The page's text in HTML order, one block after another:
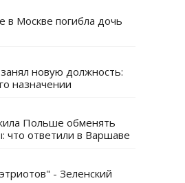
в Москве погибла дочь
новую должность:
назначении
Польше обменять
что ответили в Варшаве
- Зеленский